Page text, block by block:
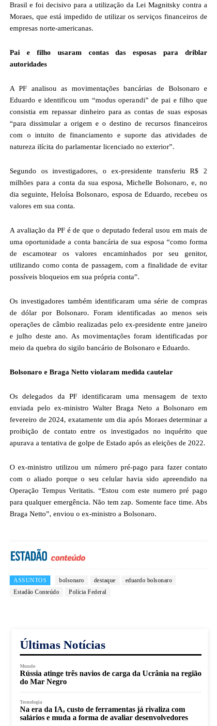
Brasil e foi decisivo para a utilização da Lei Magnitsky contra a
Moraes, que está impedido de utilizar os serviços financeiros de
empresas norte-americanas.
Pai e filho usaram contas das esposas para driblar
autoridades
A PF analisou as movimentações bancárias de Bolsonaro e
Eduardo e identificou um “modus operandi” de pai e filho que
consistia em repassar dinheiro para as contas de suas esposas
“para dissimular a origem e o destino de recursos financeiros
com o intuito de financiamento e suporte das atividades de
natureza ilícita do parlamentar licenciado no exterior”.
Segundo os investigadores, o ex-presidente transferiu R$ 2
milhões para a conta da sua esposa, Michelle Bolsonaro, e, no
dia seguinte, Heloísa Bolsonaro, esposa de Eduardo, recebeu os
valores em sua conta.
A avaliação da PF é de que o deputado federal usou em mais de
uma oportunidade a conta bancária de sua esposa “como forma
de escamotear os valores encaminhados por seu genitor,
utilizando como conta de passagem, com a finalidade de evitar
possíveis bloqueios em sua própria conta”.
Os investigadores também identificaram uma série de compras
de dólar por Bolsonaro. Foram identificadas ao menos seis
operações de câmbio realizadas pelo ex-presidente entre janeiro
e julho deste ano. As movimentações foram identificadas por
meio da quebra do sigilo bancário de Bolsonaro e Eduardo.
Bolsonaro e Braga Netto violaram medida cautelar
Os delegados da PF identificaram uma mensagem de texto
enviada pelo ex-ministro Walter Braga Neto a Bolsonaro em
fevereiro de 2024, exatamente um dia após Moraes determinar a
proibição de contato entre os investigados no inquérito que
apurava a tentativa de golpe de Estado após as eleições de 2022.
O ex-ministro utilizou um número pré-pago para fazer contato
com o aliado porque o seu celular havia sido apreendido na
Operação Tempus Veritatis. “Estou com este numero pré pago
para qualquer emergência. Não tem zap. Somente face time. Abs
Braga Netto”, enviou o ex-ministro a Bolsonaro.
ASSUNTOS bolsonaro destaque
eduardo bolsonaro
Estadão Conteúdo
Polícia Federal
Últimas Notícias
Mundo
Rússia atinge três navios de carga da Ucrânia na região
do Mar Negro
Tecnologia
Na era da IA, custo de ferramentas já rivaliza com
salários e muda a forma de avaliar desenvolvedores